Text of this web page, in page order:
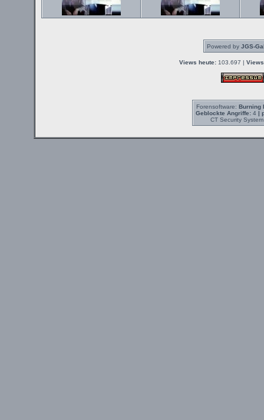
Powered by JGS-
Views heute: 103.697 |
Forensoftware: Burning
Geblockte Angriffe:4 |
CT Security